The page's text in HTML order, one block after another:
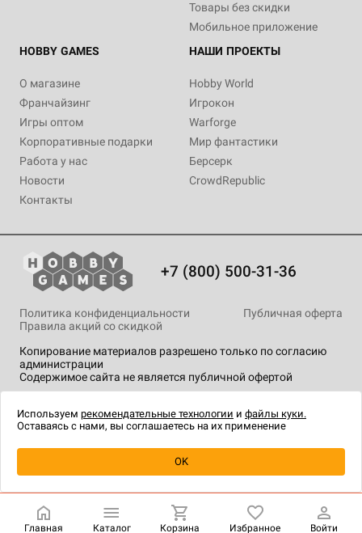
Товары без скидки
Мобильное приложение
HOBBY GAMES
О магазине
Франчайзинг
Игры оптом
Корпоративные подарки
Работа у нас
Новости
Контакты
НАШИ ПРОЕКТЫ
Hobby World
Игрокон
Warforge
Мир фантастики
Берсерк
CrowdRepublic
+7 (800) 500-31-36
Копирование материалов разрешено только по согласию
администрации
Содержимое сайта не является публичной офертой
Политика конфиденциальности
Публичная оферта
Правила акций со скидкой
технологии.
Главная Каталог Корзина Избранное Войти
Используем рекомендательные технологии и файлы куки.
Оставаясь с нами, вы соглашаетесь на их применение
OK